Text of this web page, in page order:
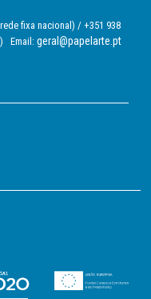
fixa nacional) / +351 938
Email: geral@papelarte.pt